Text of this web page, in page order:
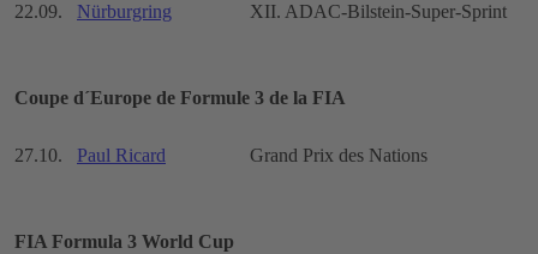
22.09.
Nürburgring XII. ADAC-Bilstein-Super-Sprint
Coupe d´Europe de Formule 3 de la FIA
27.10. Paul Ricard Grand Prix des Nations
FIA Formula 3 World Cup